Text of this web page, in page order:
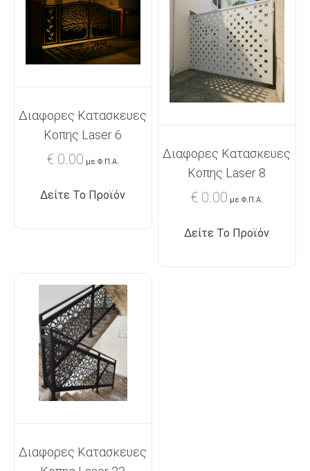
Διαφορες Κατασκευες
Κοπης Laser 6
€0.00 με Φ.Π.Α.
Δείτε Το Προϊόν
Διαφορες Κατασκευες
Κοπης Laser 8
€0.00 με Φ.Π.Α.
Δείτε Το Προϊόν
Διαφορες Κατασκευες